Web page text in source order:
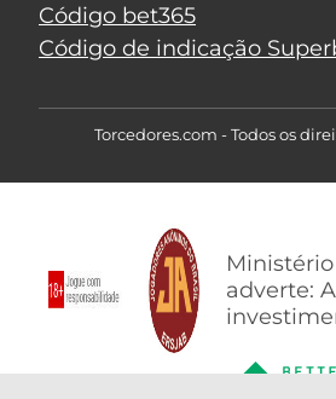
Código bet365
Código de indicação
Torcedores.com - Todos os
adverte: